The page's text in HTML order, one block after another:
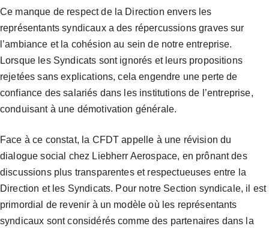
Ce manque de respect de la Direction envers les
représentants syndicaux a des répercussions graves sur
l’ambiance et la cohésion au sein de notre entreprise.
Lorsque les Syndicats sont ignorés et leurs propositions
rejetées sans explications, cela engendre une perte de
confiance des salariés dans les institutions de l’entreprise,
conduisant à une démotivation générale.
Face à ce constat, la CFDT appelle à une révision du
dialogue social chez Liebherr Aerospace, en prônant des
discussions plus transparentes et respectueuses entre la
Direction et les Syndicats. Pour notre Section syndicale, il est
primordial de revenir à un modèle où les représentants
syndicaux sont considérés comme des partenaires dans la